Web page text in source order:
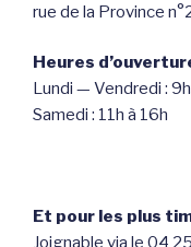
rue de la Province
Heures
Lundi — Vendredi :
Samedi : 11h à 16h
Et pour les plus